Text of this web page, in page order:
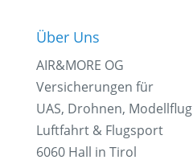
Über Uns
AIR&MORE OG
Versicherungen für
UAS, Drohnen, Modellflug
Luftfahrt & Flugsport
6060 Hall in Tirol